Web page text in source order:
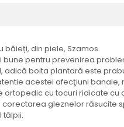
băieți, din piele, Szamos.
pentru prevenirea
adică bolta plantară este
acestei afecţiuni banale,
ortopedic cu tocuri ridicate cu
gleznelor
tălpii.